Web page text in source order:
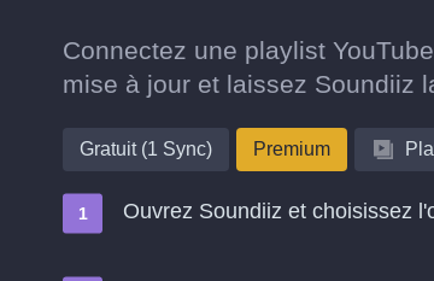
Connectez une playlist
mise à jour et laissez Soundiiz
Gratuit (1 Sync) Premium
Ouvrez Soundiiz et choisissez